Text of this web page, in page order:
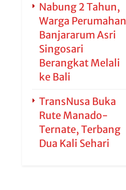
Nabung 2 Tahun,
Warga Perumahan
Banjararum Asri
Singosari
Berangkat Melali
ke Bali
TransNusa Buka
Rute Manado-
Ternate, Terbang
Dua Kali Sehari